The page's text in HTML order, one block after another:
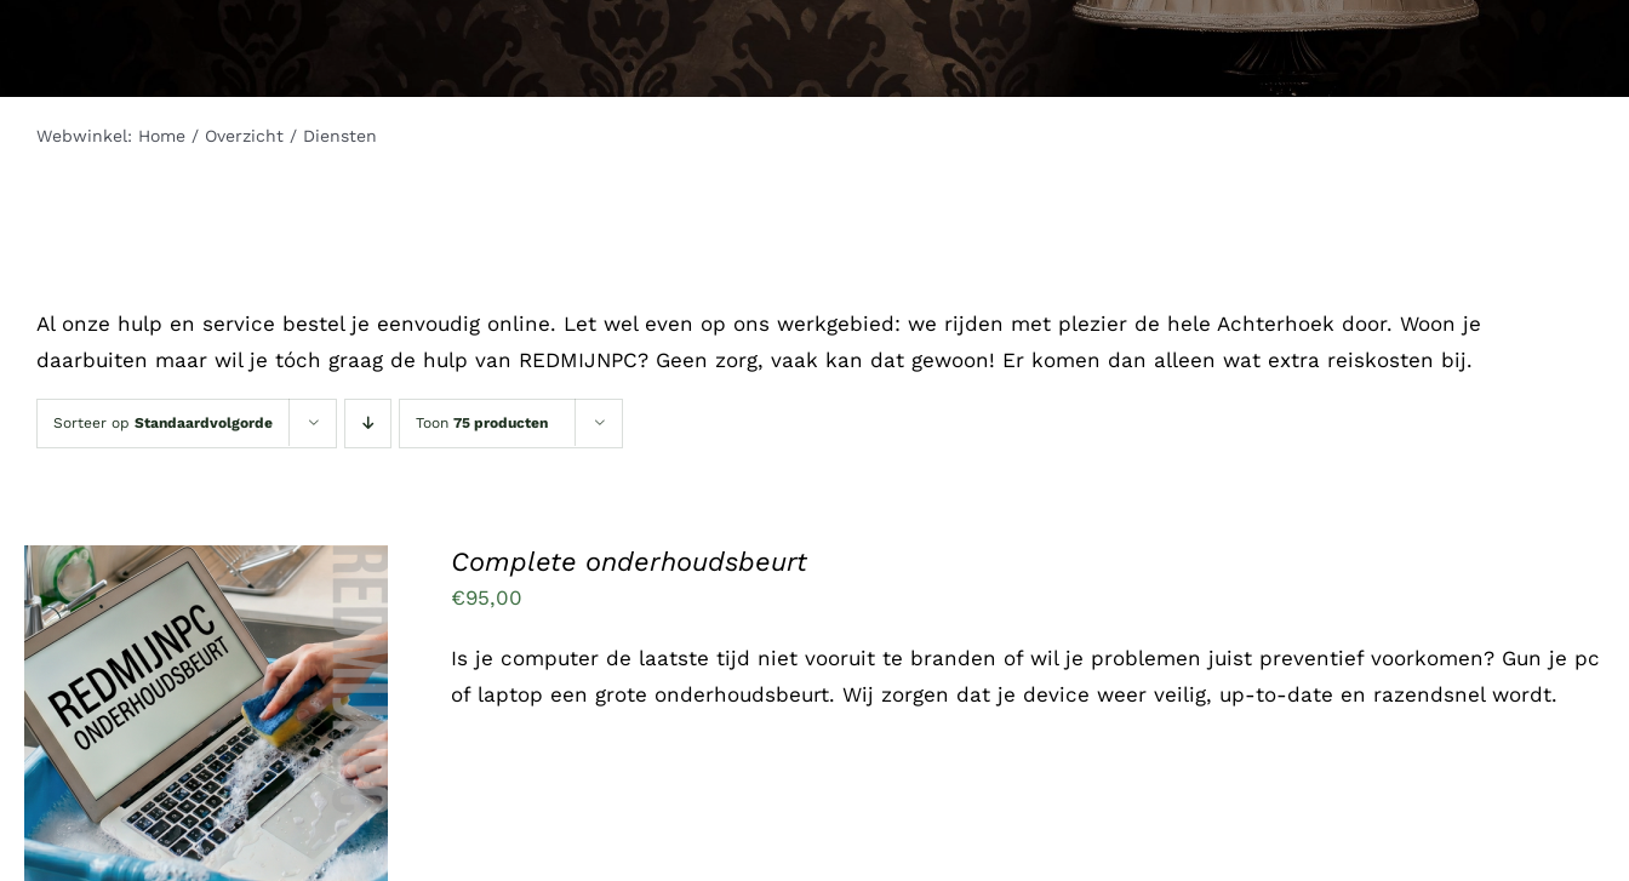
Webwinkel: Home Overzicht Diensten
Al onze hulp en service bestel je eenvoudig online. Let wel even op ons werkgebied: we rijden met plezier de hele Achterhoek door. Woon je
daarbuiten maar wil je tóch graag de hulp van REDMIJNPC? Geen zorg, vaak kan dat gewoon! Er komen dan alleen wat extra reiskosten bij.
Sorteer op Standaardvolgorde Toon 75 producten
TOEVOEGEN AAN WINKELWAGEN
/
DETAILS
Complete onderhoudsbeurt
€95,00
Is je computer de laatste tijd niet vooruit te branden of wil je problemen juist preventief voorkomen? Gun je pc
of laptop een grote onderhoudsbeurt. Wij zorgen dat je device weer veilig, up-to-date en razendsnel wordt.